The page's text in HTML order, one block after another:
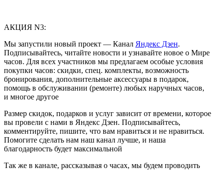
АКЦИЯ N3:
Мы запустили новый проект — Канал Яндекс Дзен.
Подписывайтесь, читайте новости и узнавайте новое о Мире
часов. Для всех участников мы предлагаем особые условия
покупки часов: скидки, спец. комплекты, возможность
бронирования, дополнительные аксессуары в подарок,
помощь в обслуживании (ремонте) любых наручных часов,
и многое другое
Размер скидок, подарков и услуг зависит от времени, которое
вы провели с нами в Яндекс Дзен. Подписывайтесь,
комментируйте, пишите, что вам нравиться и не нравиться.
Помогите сделать нам наш канал лучше, и наша
благодарность будет максимальной
Так же в канале, рассказывая о часах, мы будем проводить